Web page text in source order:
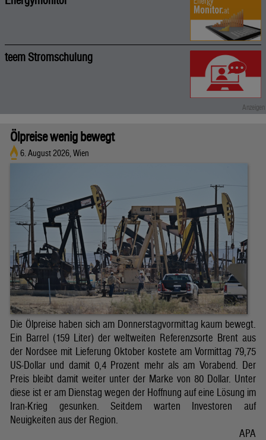
teem Stromschulung
Ölpreise wenig bewegt
6. August 2026, Wien
Die Ölpreise haben sich am Donnerstagvormittag kaum bewegt.
Ein Barrel (159 Liter) der weltweiten Referenzsorte Brent aus
der Nordsee mit Lieferung Oktober kostete am Vormittag 79,75
US-Dollar und damit 0,4 Prozent mehr als am Vorabend. Der
Preis bleibt damit weiter unter der Marke von 80 Dollar. Unter
diese ist er am Dienstag wegen der Hoffnung auf eine Lösung im
Iran-Krieg gesunken. Seitdem warten Investoren auf
Neuigkeiten aus der Region.
APA